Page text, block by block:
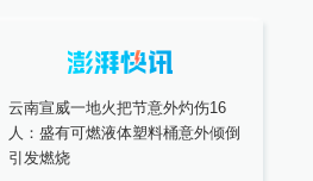
云南宣威一地火把节意外灼伤16
人：盛有可燃液体塑料桶意外倾倒
引发燃烧